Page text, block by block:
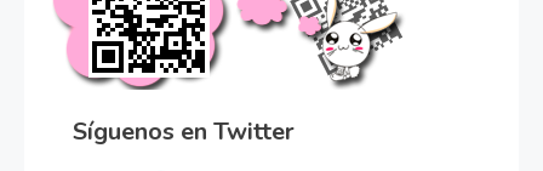
Síguenos en Twitter